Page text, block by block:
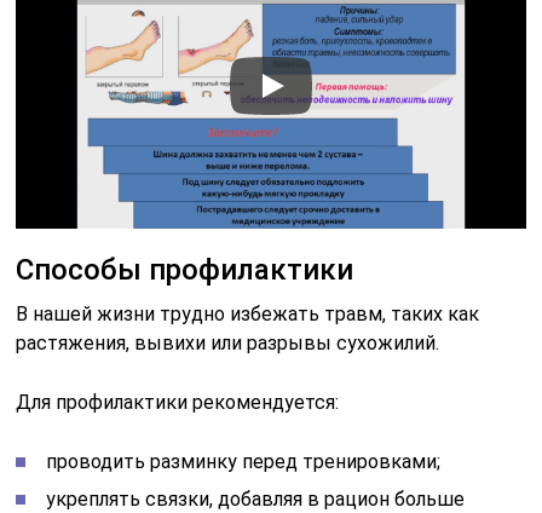
Способы профилактики
В нашей жизни трудно избежать травм, таких как
растяжения, вывихи или разрывы сухожилий.
Для профилактики рекомендуется:
проводить разминку перед тренировками;
укреплять связки, добавляя в рацион больше